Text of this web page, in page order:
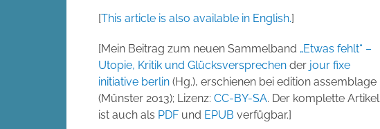
[This article is also available in English.]
[Mein Beitrag zum neuen Sammelband „Etwas fehlt“ –
Utopie, Kritik und Glücksversprechen der jour fixe
initiative berlin (Hg.), erschienen bei edition assemblage
(Münster 2013); Lizenz: CC-BY-SA. Der komplette Artikel
ist auch als PDF und EPUB verfügbar.]